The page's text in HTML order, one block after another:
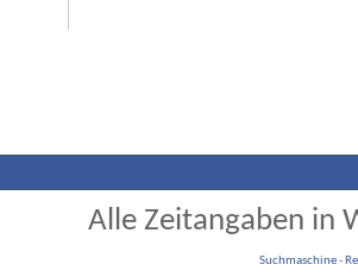
Alle Zeitangaben in
Suchmaschine-